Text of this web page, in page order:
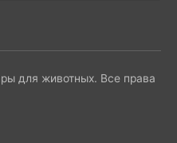
для животных. Все права